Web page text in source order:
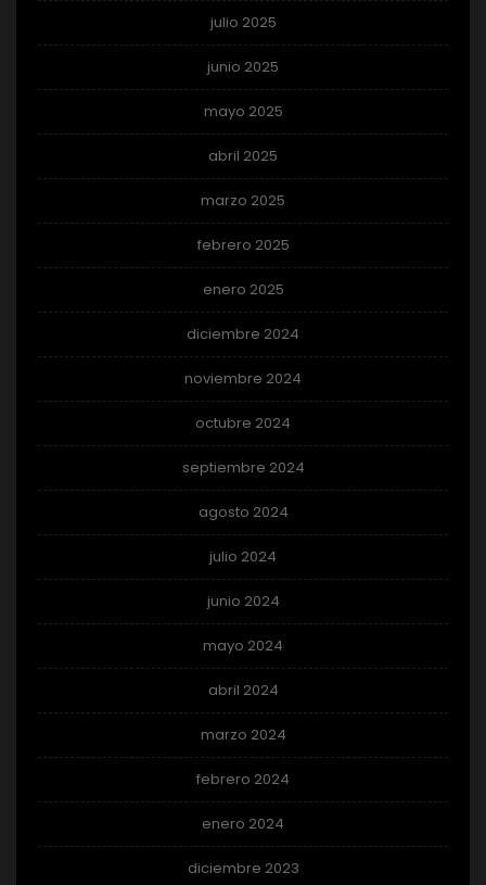
julio 2025
junio 2025
mayo 2025
abril 2025
marzo 2025
febrero 2025
enero 2025
diciembre 2024
noviembre 2024
octubre 2024
septiembre 2024
agosto 2024
julio 2024
junio 2024
mayo 2024
abril 2024
marzo 2024
febrero 2024
enero 2024
diciembre 2023